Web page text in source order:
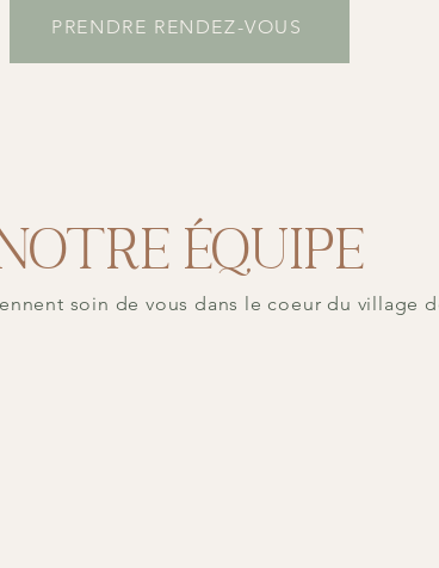
PRENDRE RENDEZ-VOUS
équipe
soin de vous dans le coeur du village